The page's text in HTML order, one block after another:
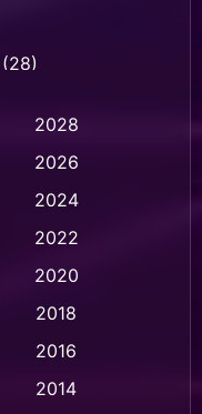
(28)
(237)
(32)
(1)
(1)
2028
2026
2024
2022
2020
2018
2016
2014